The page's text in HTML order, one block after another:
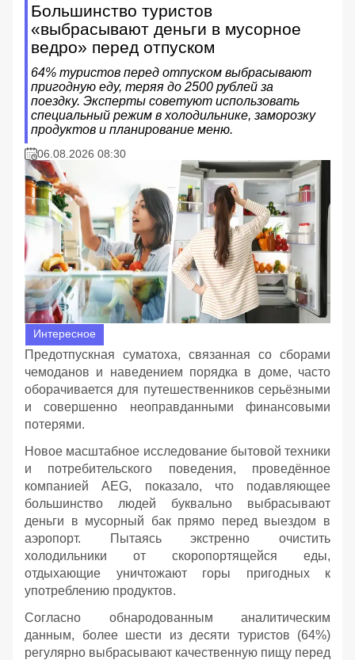
Большинство туристов
«выбрасывают деньги в мусорное
ведро» перед отпуском
64% туристов перед отпуском выбрасывают
пригодную еду, теряя до 2500 рублей за
поездку. Эксперты советуют использовать
специальный режим в холодильнике, заморозку
продуктов и планирование меню.
06.08.2026 08:30
Интересное
Предотпускная суматоха, связанная со сборами
чемоданов и наведением порядка в доме, часто
оборачивается для путешественников серьёзными
и совершенно неоправданными финансовыми
потерями.
Новое масштабное исследование бытовой техники
и потребительского поведения, проведённое
компанией AEG, показало, что подавляющее
большинство людей буквально выбрасывают
деньги в мусорный бак прямо перед выездом в
аэропорт. Пытаясь экстренно очистить
холодильники от скоропортящейся еды,
отдыхающие уничтожают горы пригодных к
употреблению продуктов.
Согласно обнародованным аналитическим
данным, более шести из десяти туристов (64%)
регулярно выбрасывают качественную пищу перед